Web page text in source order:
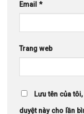
Email *
Trang web
Lưu tên của
duyệt này cho lần